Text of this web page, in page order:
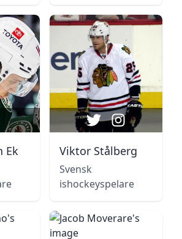
Ek Viktor Stålberg
Svensk
ishockeyspelare